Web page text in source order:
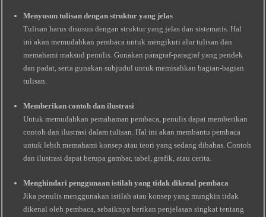
Menyusun tulisan dengan struktur yang jelas
Tulisan harus disusun dengan struktur yang jelas dan sistematis. Hal
ini akan memudahkan pembaca untuk mengikuti alur tulisan dan
memahami maksud penulis. Gunakan paragraf-paragraf yang pendek
dan padat, serta gunakan subjudul untuk memisahkan bagian-bagian
tulisan.
Memberikan contoh dan ilustrasi
Untuk memudahkan pemahaman pembaca, penulis dapat memberikan
contoh dan ilustrasi dalam tulisan. Hal ini akan membantu pembaca
untuk lebih memahami konsep atau teori yang sedang dibahas. Contoh
dan ilustrasi dapat berupa gambar, tabel, grafik, atau cerita.
Menghindari penggunaan istilah yang tidak dikenal pembaca
Jika penulis menggunakan istilah atau konsep yang mungkin tidak
dikenal oleh pembaca, sebaiknya berikan penjelasan singkat tentang